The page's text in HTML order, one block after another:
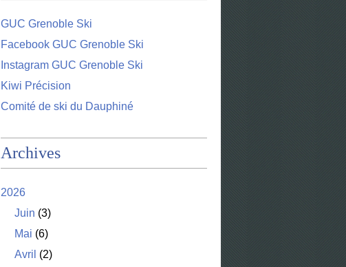
GUC Grenoble Ski
Facebook GUC Grenoble Ski
Instagram GUC Grenoble Ski
Kiwi Précision
Comité de ski du Dauphiné
Archives
2026
Juin (3)
Mai (6)
Avril (2)